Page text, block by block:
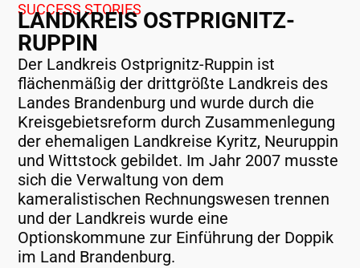
SUCCESS STORIES
LANDKREIS OSTPRIGNITZ-
RUPPIN
Der Landkreis Ostprignitz-Ruppin ist
flächenmäßig der drittgrößte Landkreis des
Landes Brandenburg und wurde durch die
Kreisgebietsreform durch Zusammenlegung
der ehemaligen Landkreise Kyritz, Neuruppin
und Wittstock gebildet. Im Jahr 2007 musste
sich die Verwaltung von dem
kameralistischen Rechnungswesen trennen
und der Landkreis wurde eine
Optionskommune zur Einführung der Doppik
im Land Brandenburg.